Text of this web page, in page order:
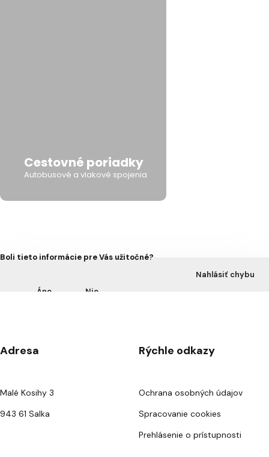
Cestovné poriadky
Autobusové a vlakové spojenia
Boli tieto informácie pre Vás užitočné?
Áno Nie
Nahlásiť chybu
Adresa
Malé Kosihy 3
943 61 Salka
Rýchle odkazy
Ochrana osobných údajov
Spracovanie cookies
Prehlásenie o prístupnosti